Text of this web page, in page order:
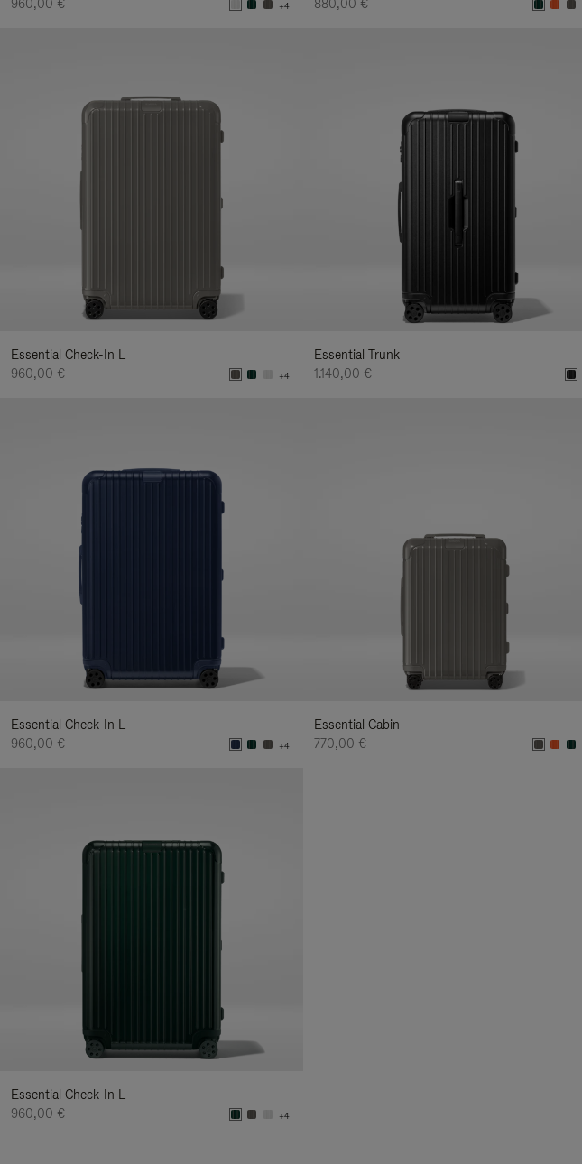
960,00 €
+4
880,00 €
Essential Check-In L
960,00 €
+4
Essential Trunk
1.140,00 €
Essential Check-In L
960,00 €
+4
Essential Cabin
770,00 €
Essential Check-In L
960,00 €
+4